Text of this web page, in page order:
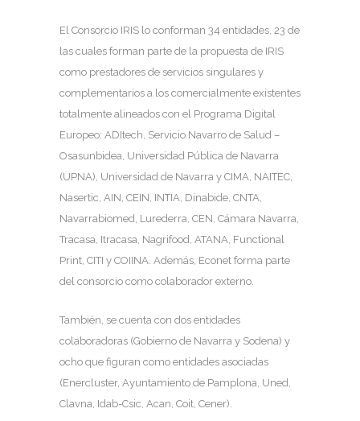
El Consorcio IRIS lo conforman 34 entidades, 23 de
las cuales forman parte de la propuesta de IRIS
como prestadores de servicios singulares y
complementarios a los comercialmente existentes
totalmente alineados con el Programa Digital
Europeo: ADItech, Servicio Navarro de Salud –
Osasunbidea, Universidad Pública de Navarra
(UPNA), Universidad de Navarra y CIMA, NAITEC,
Nasertic, AIN, CEIN, INTIA, Dinabide, CNTA,
Navarrabiomed, Lurederra, CEN, Cámara Navarra,
Tracasa, Itracasa, Nagrifood, ATANA, Functional
Print, CITI y COIINA. Además, Econet forma parte
del consorcio como colaborador externo.
También, se cuenta con dos entidades
colaboradoras (Gobierno de Navarra y Sodena) y
ocho que figuran como entidades asociadas
(Enercluster, Ayuntamiento de Pamplona, Uned,
Clavna, Idab-Csic, Acan, Coit, Cener).